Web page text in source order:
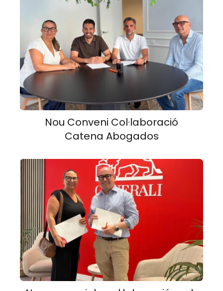
Nou Conveni Col·laboració
Catena Abogados